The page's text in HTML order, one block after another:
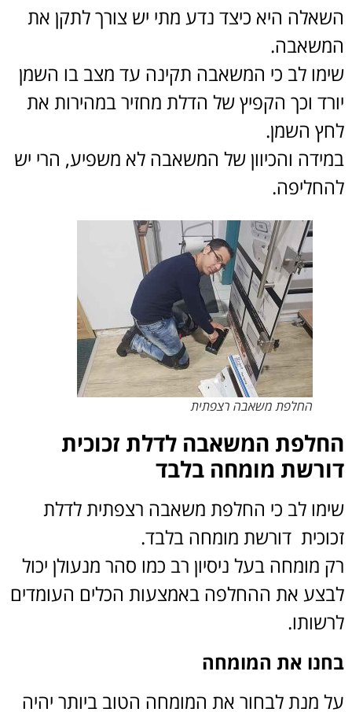
השאלה היא כיצד נדע מתי יש צורך לתקן את
המשאבה.
שימו לב כי המשאבה תקינה עד מצב בו השמן
יורד וכך הקפיץ של הדלת מחזיר במהירות את
לחץ השמן.
במידה והכיוון של המשאבה לא משפיע, הרי יש
להחליפה.
החלפת משאבה רצפתית
החלפת המשאבה לדלת זכוכית
דורשת מומחה בלבד
שימו לב כי החלפת משאבה רצפתית לדלת
זכוכית דורשת מומחה בלבד.
רק מומחה בעל ניסיון רב כמו סהר מנעולן יכול
לבצע את ההחלפה באמצעות הכלים העומדים
לרשותו.
בחנו את המומחה
על מנת לבחור את המומחה הטוב ביותר יהיה